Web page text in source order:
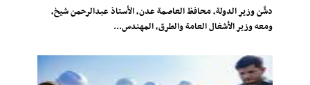
دشّن وزير الدولة، محافظ العاصمة عدن، الأستاذ عبدالرحمن شيخ،
ومعه وزير الأشغال العامة والطرق، المهندس...